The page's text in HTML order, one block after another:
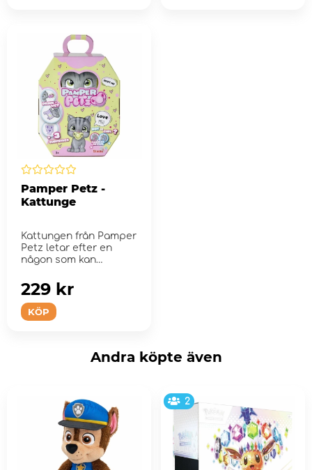
Pamper Petz -
Kattunge
Kattungen från Pamper
Petz letar efter en
någon som kan
KÖP
229 kr
Andra köpte även
2